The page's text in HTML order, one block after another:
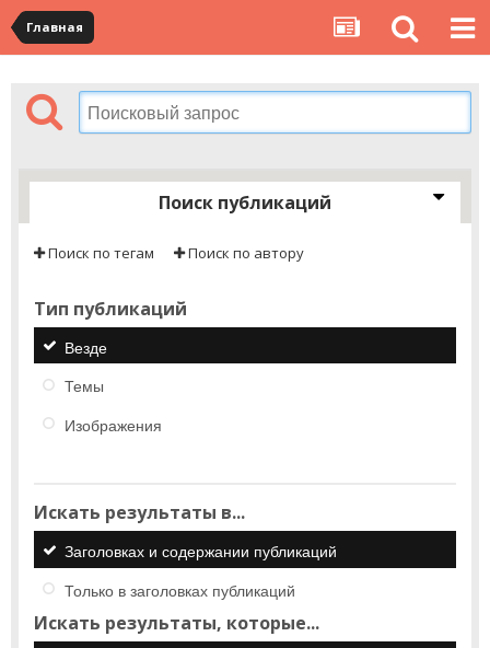
Главная
Поиск публикаций
Поиск по тегам Поиск по автору
Тип публикаций
Везде
Темы
Изображения
Искать результаты в...
Заголовках и содержании публикаций
Только в заголовках публикаций
Искать результаты, которые...